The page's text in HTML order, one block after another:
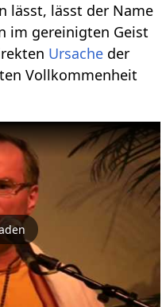
lässt, lässt der Name
im gereinigten Geist
Ursache der
Vollkommenheit